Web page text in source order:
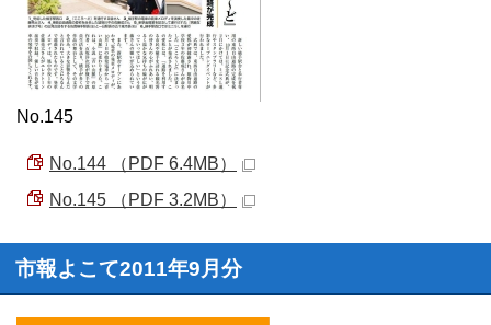
No.145
No.144 （PDF 6.4MB）
No.145 （PDF 3.2MB）
市報よこて2011年9月分